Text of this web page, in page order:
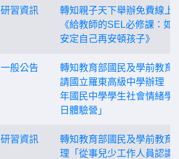
研習資訊
轉知親子天下舉辦免費線上
《給教師的SEL必修課：如
安定自己再安頓孩子》
一般公告
轉知教育部國民及學前教育
請國立羅東高級中學辦理「
年國民中學學生社會情緒學
日體驗營」
研習資訊
轉知教育部國民及學前教育
理「從事兒少工作人員認識